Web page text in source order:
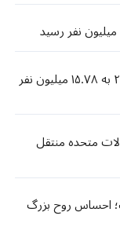
تعداد کارکنان بهداشت و درمان چین تا پایان ۲۰۲۴ به ۱۵.۷۸ میلیون نفر
به ایالات متحده منتقل
احساس روح بزرگ